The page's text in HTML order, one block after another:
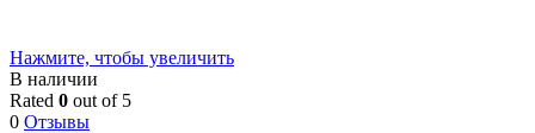
Нажмите, чтобы увеличить
В наличии
Rated 0 out of 5
0 Отзывы